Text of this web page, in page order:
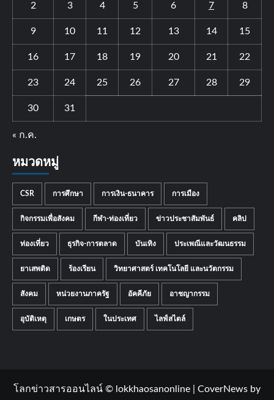
2 3 4 5 6 7 8
9 10 11 12 13 14 15
16 17 18 19 20 21 22
23 24 25 26 27 28 29
30 31
« ก.ค.
หมวดหมู่
CSR การศึกษา การเงิน-ธนาคาร การเมือง
กิจกรรมเพื่อสังคม กีฬา-ท่องเที่ยว ข่าวประชาสัมพันธ์ คลิป
ท่องเที่ยว ธุรกิจ-การตลาด บันเทิง ประเพณีและวัฒนธรรม
ยาเสพติด ร้องเรียน วิทยาศาสตร์ เทคโนโลยี และนวัตกรรม
สังคม หน่วยงานภาครัฐ อัคคีภัย อาชญากรรม
อุบัติเหตุ เกษตร ในประเทศ ไลฟ์สไตล์
โลกข่าวสารออนไลน์ © lokkhaosanonline CoverNews by